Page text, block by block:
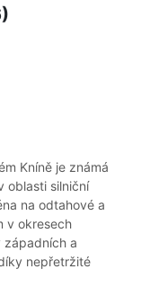
Kníně je známá
oblasti silniční
na odtahové a
v okresech
západních a
nepřetržité